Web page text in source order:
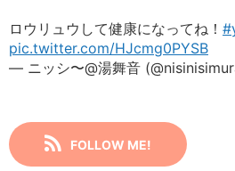
ロウリュウして健康になってね！
pic.twitter.com/HJcmg0PYSB
— ニッシ〜@湯舞音
FOLLOW ME!